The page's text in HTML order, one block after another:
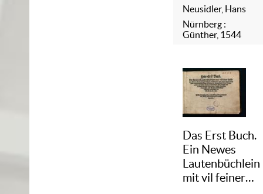
Neusidler, Hans
Nürnberg :
Günther, 1544
Das Erst Buch.
Ein Newes
Lautenbüchlein
mit vil feiner